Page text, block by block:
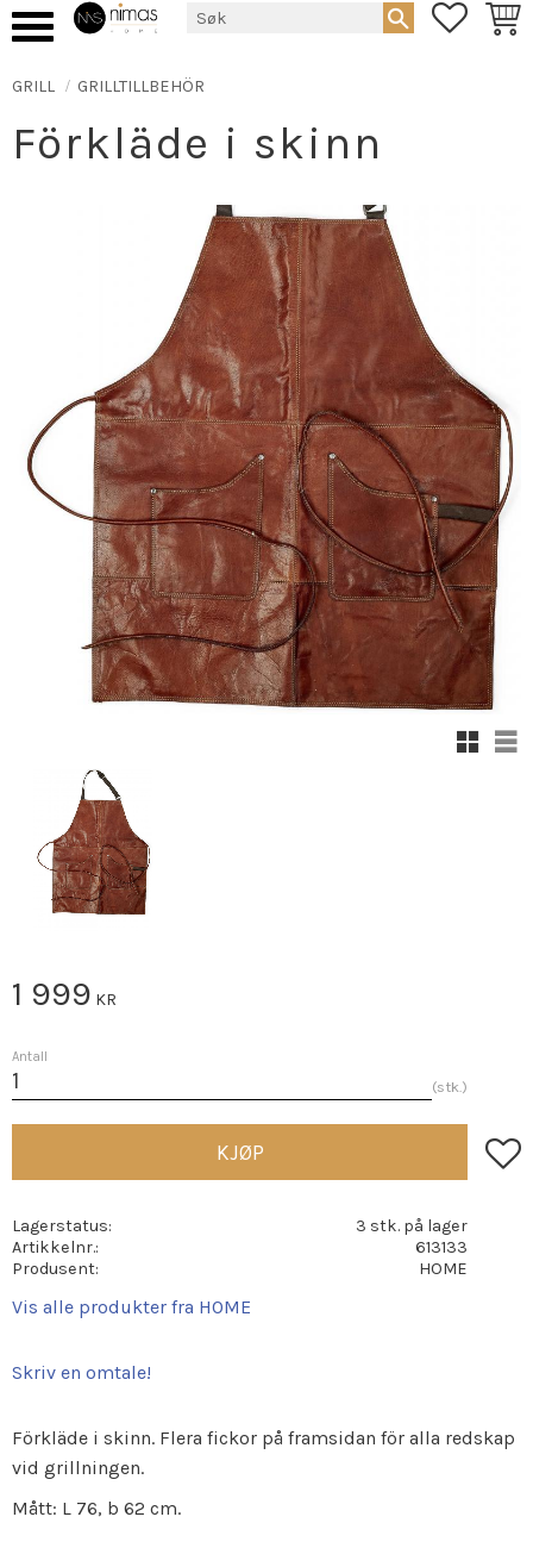
GRILL GRILLTILLBEHÖR
Förkläde i skinn
Rutenett
1 999 KR
Antall
stk.
KJØP
Lagerstatus
3 stk. på lager
Artikkelnr.
613133
Produsent
HOME
Vis alle produkter fra HOME
Skriv en omtale!
Förkläde i skinn. Flera fickor på framsidan för alla redskap
vid grillningen.
Mått: L 76, b 62 cm.